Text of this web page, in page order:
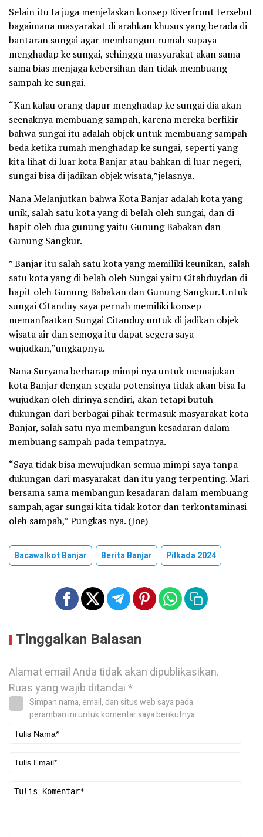
Selain itu Ia juga menjelaskan konsep Riverfront tersebut
bagaimana masyarakat di arahkan khusus yang berada di
bantaran sungai agar membangun rumah supaya
menghadap ke sungai, sehingga masyarakat akan sama
sama bias menjaga kebersihan dan tidak membuang
sampah ke sungai.
“Kan kalau orang dapur menghadap ke sungai dia akan
seenaknya membuang sampah, karena mereka berfikir
bahwa sungai itu adalah objek untuk membuang sampah
beda ketika rumah menghadap ke sungai, seperti yang
kita lihat di luar kota Banjar atau bahkan di luar negeri,
sungai bisa di jadikan objek wisata,”jelasnya.
Nana Melanjutkan bahwa Kota Banjar adalah kota yang
unik, salah satu kota yang di belah oleh sungai, dan di
hapit oleh dua gunung yaitu Gunung Babakan dan
Gunung Sangkur.
” Banjar itu salah satu kota yang memiliki keunikan, salah
satu kota yang di belah oleh Sungai yaitu Citabduydan di
hapit oleh Gunung Babakan dan Gunung Sangkur. Untuk
sungai Citanduy saya pernah memiliki konsep
memanfaatkan Sungai Citanduy untuk di jadikan objek
wisata air dan semoga itu dapat segera saya
wujudkan,”ungkapnya.
Nana Suryana berharap mimpi nya untuk memajukan
kota Banjar dengan segala potensinya tidak akan bisa Ia
wujudkan oleh dirinya sendiri, akan tetapi butuh
dukungan dari berbagai pihak termasuk masyarakat kota
Banjar, salah satu nya membangun kesadaran dalam
membuang sampah pada tempatnya.
“Saya tidak bisa mewujudkan semua mimpi saya tanpa
dukungan dari masyarakat dan itu yang terpenting. Mari
bersama sama membangun kesadaran dalam membuang
sampah,agar sungai kita tidak kotor dan terkontaminasi
oleh sampah,” Pungkas nya. (Joe)
Bacawalkot Banjar Berita Banjar Pilkada 2024
Tinggalkan Balasan
Alamat email Anda tidak akan dipublikasikan.
Ruas yang wajib ditandai*
Simpan nama, email, dan situs web saya pada
peramban ini untuk komentar saya berikutnya.